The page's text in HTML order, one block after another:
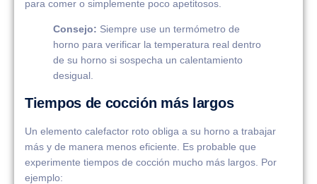
para comer o simplemente poco apetitosos.
Consejo: Siempre use un termómetro de
horno para verificar la temperatura real dentro
de su horno si sospecha un calentamiento
desigual.
Tiempos de cocción más largos
Un elemento calefactor roto obliga a su horno a trabajar
más y de manera menos eficiente. Es probable que
experimente tiempos de cocción mucho más largos. Por
ejemplo: